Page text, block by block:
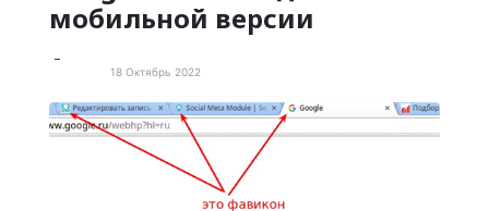
мобильной версии
18 Октябрь 2022